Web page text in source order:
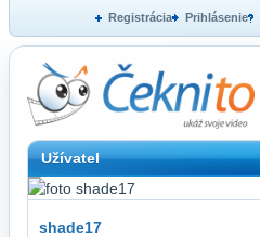
Registrácia Prihlásenie
Užívatel
shade17